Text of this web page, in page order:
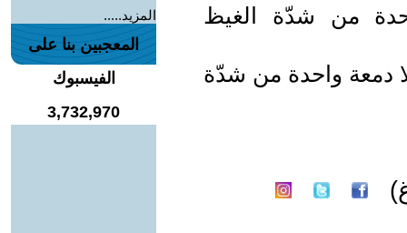
من شدّة الغيظ
دمعة واحدة من شدّة
المزيد.....
المعجبين بنا على
الفيسبوك
3,732,970